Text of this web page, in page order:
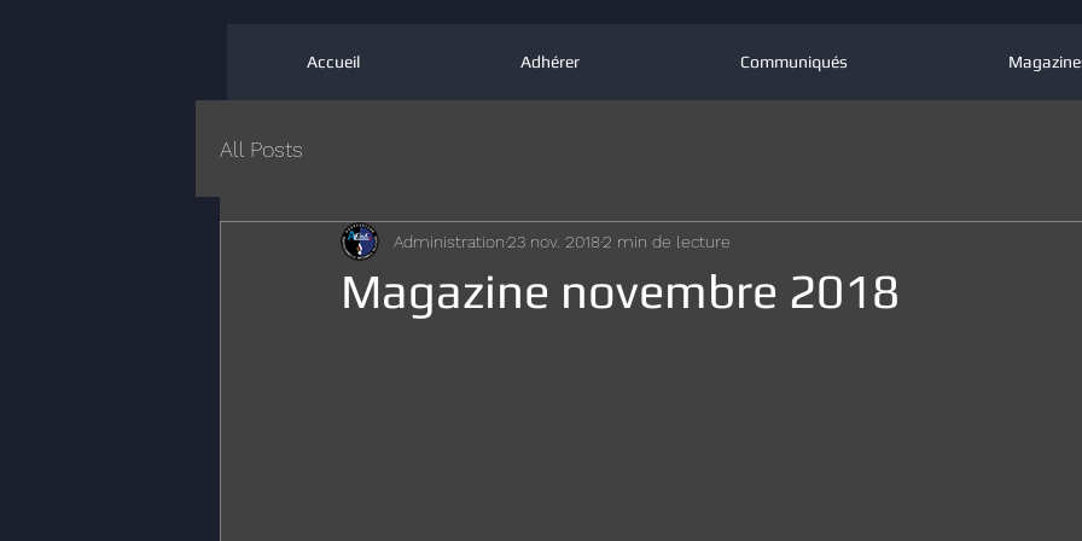
Accueil Adhérer Communiqués
All Posts
Magazine novembre 2018
Administration23 nov. 20182 min de lecture